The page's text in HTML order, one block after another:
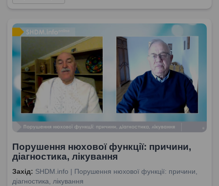
Порушення нюхової функції: причини,
діагностика, лікування
Захід: SHDM.info | Порушення нюхової функції: причини,
діагностика, лікування